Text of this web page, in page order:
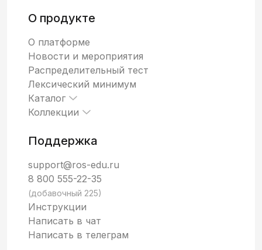
О продукте
О платформе
Новости и мероприятия
Распределительный тест
Лексический минимум
Каталог
Коллекции
Поддержка
support@ros-edu.ru
8 800 555-22-35
(добавочный 225)
Инструкции
Написать в чат
Написать в телеграм